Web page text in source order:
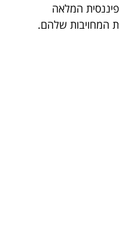
המלאה
המחויבות שלהם.